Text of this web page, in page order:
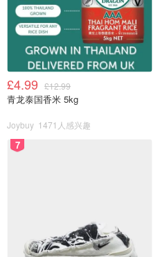
£4.99 £12.99
青龙泰国香米 5kg
Joybuy 1471人感兴趣
7